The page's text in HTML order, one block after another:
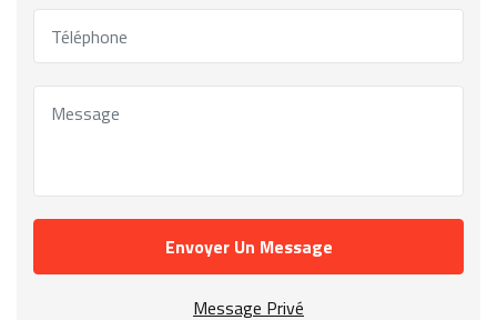
Envoyer Un Message
Message Privé